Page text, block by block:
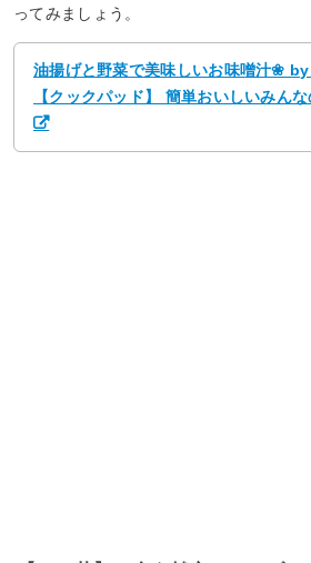
ってみましょう。
油揚げと野菜で美味しいお味噌汁❀
【クックパッド】 簡単おいしいみん